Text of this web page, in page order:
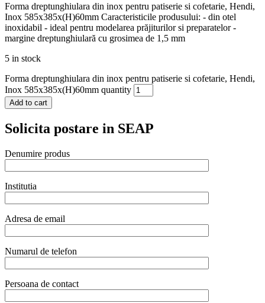
Forma dreptunghiulara din inox pentru patiserie si cofetarie, Hendi,
Inox 585x385x(H)60mm Caracteristicile produsului: - din otel
inoxidabil - ideal pentru modelarea prăjiturilor si preparatelor -
margine dreptunghiulară cu grosimea de 1,5 mm
5 in stock
Forma dreptunghiulara din inox pentru patiserie si cofetarie, Hendi,
Inox 585x385x(H)60mm quantity
Add to cart
Solicita postare in SEAP
Denumire produs
Institutia
Adresa de email
Numarul de telefon
Persoana de contact